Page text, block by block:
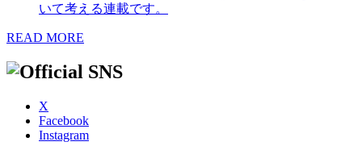
いて考える連載です。
READ MORE
X
Facebook
Instagram